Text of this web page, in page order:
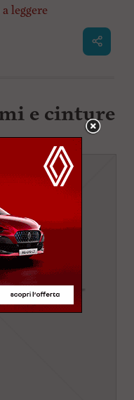
leggere
e cinture